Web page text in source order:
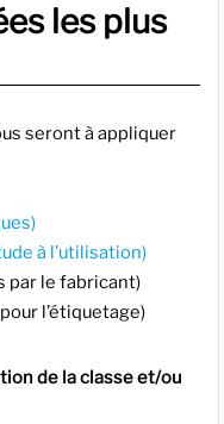
les plus
seront à appliquer
à l’utilisation)
par le fabricant)
l’étiquetage)
de la classe et/ou